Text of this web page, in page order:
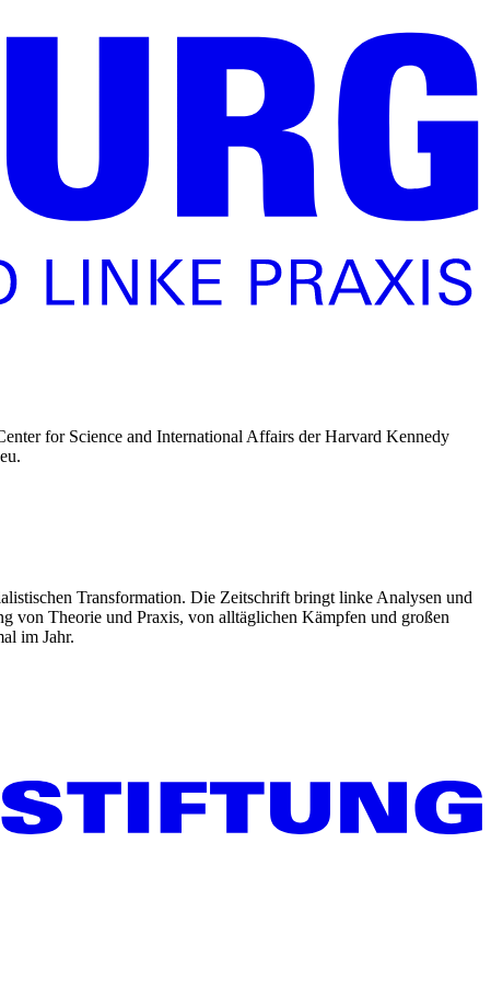
for Science and International Affairs der Harvard Kennedy
Transformation. Die Zeitschrift bringt linke Analysen und
von Theorie und Praxis, von alltäglichen Kämpfen und großen
im Jahr.